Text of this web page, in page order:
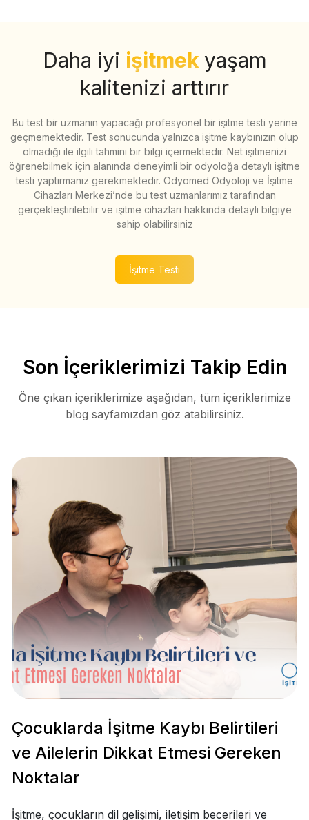
Daha iyi işitmek yaşam
kalitenizi arttırır
Bu test bir uzmanın yapacağı profesyonel bir işitme testi yerine
geçmemektedir. Test sonucunda yalnızca işitme kaybınızın olup
olmadığı ile ilgili tahmini bir bilgi içermektedir. Net işitmenizi
öğrenebilmek için alanında deneyimli bir odyoloğa detaylı işitme
testi yaptırmanız gerekmektedir. Odyomed Odyoloji ve İşitme
Cihazları Merkezi’nde bu test uzmanlarımız tarafından
gerçekleştirilebilir ve işitme cihazları hakkında detaylı bilgiye
sahip olabilirsiniz
İşitme Testi
Son İçeriklerimizi Takip Edin
Öne çıkan içeriklerimize aşağıdan, tüm içeriklerimize
blog sayfamızdan göz atabilirsiniz.
Çocuklarda İşitme Kaybı Belirtileri
ve Ailelerin Dikkat Etmesi Gereken
Noktalar
İşitme, çocukların dil gelişimi, iletişim becerileri ve